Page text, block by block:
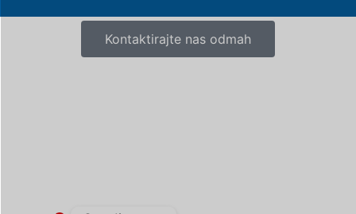
Kontaktirajte nas odmah
Polski
العربية